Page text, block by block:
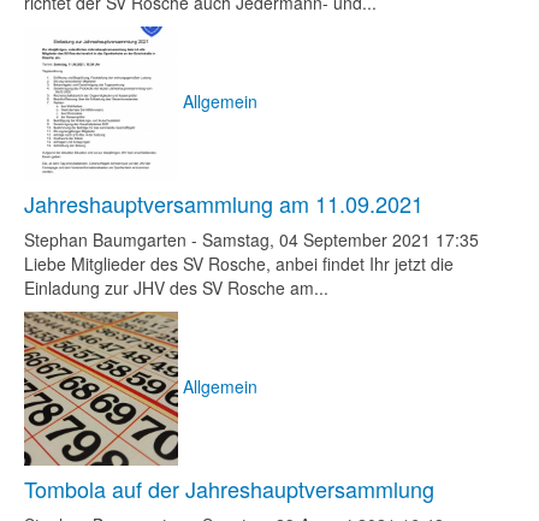
Allgemein
Jahreshauptversammlung am 11.09.2021
Stephan Baumgarten - Samstag, 04 September 2021 17:35
Liebe Mitglieder des SV Rosche, anbei findet Ihr jetzt die
Einladung zur JHV des SV Rosche am...
Allgemein
Tombola auf der Jahreshauptversammlung